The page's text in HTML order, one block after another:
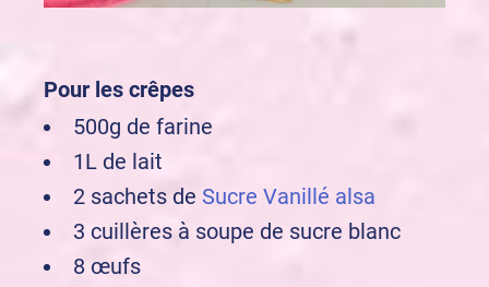
Pour les crêpes
500g de farine
1L de lait
2 sachets de Sucre Vanillé alsa
3 cuillères à soupe de sucre blanc
8 œufs